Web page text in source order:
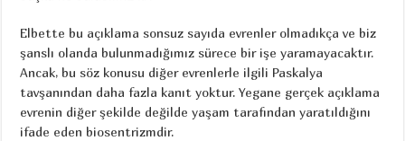
Elbette bu açıklama sonsuz sayıda evrenler olmadıkça ve biz
şanslı olanda bulunmadığımız sürece bir işe yaramayacaktır.
Ancak, bu söz konusu diğer evrenlerle ilgili Paskalya
tavşanından daha fazla kanıt yoktur. Yegane gerçek açıklama
evrenin diğer şekilde değilde yaşam tarafından yaratıldığını
ifade eden biosentrizmdir.